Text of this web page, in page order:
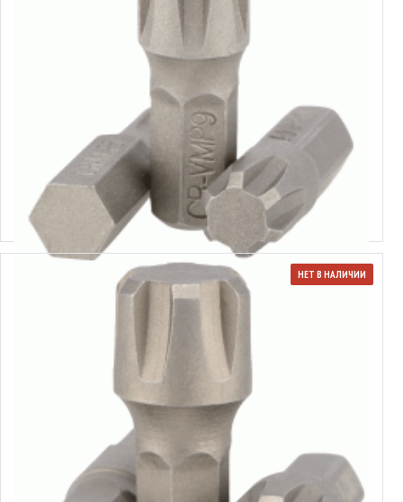
Вставка-бита Ribe 1/4"
Выбрать варианты
НЕТ В НАЛИЧИИ